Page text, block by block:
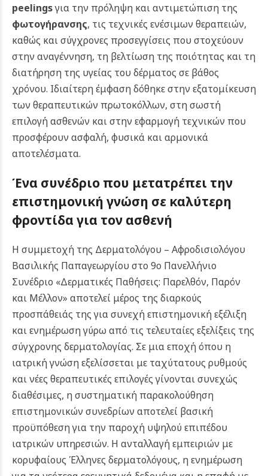
peelingsγια την πρόληψη και αντιμετώπιση της
φωτογήρανσης, τις τεχνικές ενέσιμων θεραπειών,
καθώς και σύγχρονες προσεγγίσεις που στοχεύουν
στην αναγέννηση, τη βελτίωση της ποιότητας και τη
διατήρηση της υγείας του δέρματος σε βάθος
χρόνου. Ιδιαίτερη έμφαση δόθηκε στην εξατομίκευση
των θεραπευτικών πρωτοκόλλων, στη σωστή
επιλογή ασθενών και στην εφαρμογή τεχνικών που
προσφέρουν ασφαλή, φυσικά και αρμονικά
αποτελέσματα.
Ένα συνέδριο που μετατρέπει την
επιστημονική γνώση σε καλύτερη
φροντίδα για τον ασθενή
Η συμμετοχή της Δερματολόγου – Αφροδισιολόγου
Βασιλικής Παπαγεωργίου στο 9ο Πανελλήνιο
Συνέδριο «Δερματικές Παθήσεις: Παρελθόν, Παρόν
και Μέλλον» αποτελεί μέρος της διαρκούς
προσπάθειάς της για συνεχή επιστημονική εξέλιξη
και ενημέρωση γύρω από τις τελευταίες εξελίξεις της
σύγχρονης δερματολογίας. Σε μια εποχή όπου η
ιατρική γνώση εξελίσσεται με ταχύτατους ρυθμούς
και νέες θεραπευτικές επιλογές γίνονται συνεχώς
διαθέσιμες, η συστηματική παρακολούθηση
επιστημονικών συνεδρίων αποτελεί βασική
προϋπόθεση για την παροχή υψηλού επιπέδου
ιατρικών υπηρεσιών. Η ανταλλαγή εμπειριών με
κορυφαίους Έλληνες δερματολόγους, η ενημέρωση